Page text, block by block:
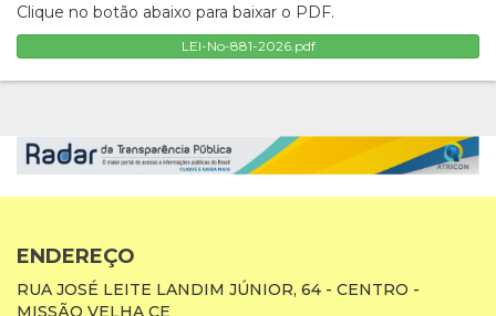
Clique no botão abaixo para baixar o PDF.
LEI-No-881-2026.pdf
ENDEREÇO
RUA JOSÉ LEITE LANDIM JÚNIOR, 64 - CENTRO -
MISSÃO VELHA CE